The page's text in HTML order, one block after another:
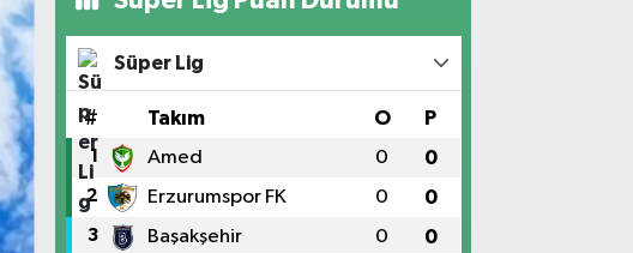
Süper Lig
# Takım O P
1 Amed 0 0
2 Erzurumspor FK 0 0
3 Başakşehir 0 0